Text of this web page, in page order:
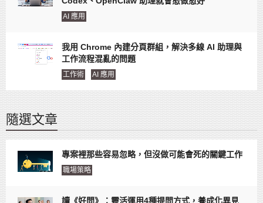
AI 應用
我用 Chrome 內建分頁群組，解決多線 AI 助理與
工作流程混亂的問題
工作術 AI 應用
隨選文章
專案裡那些容易忽略，但沒做可能會死的關鍵工作
職場策略
讀《好問》：靈活運用4種提問方式，養成化異見